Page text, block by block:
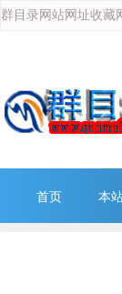
群目录网站网址收藏
首页 本